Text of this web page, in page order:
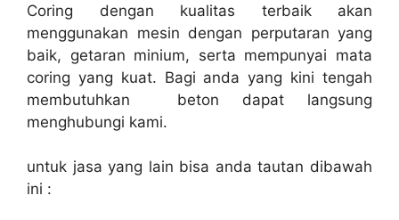
Coring dengan kualitas terbaik akan
menggunakan mesin dengan perputaran yang
baik, getaran minium, serta mempunyai mata
coring yang kuat. Bagi anda yang kini tengah
membutuhkan beton dapat langsung
menghubungi kami.
untuk jasa yang lain bisa anda tautan dibawah
ini :